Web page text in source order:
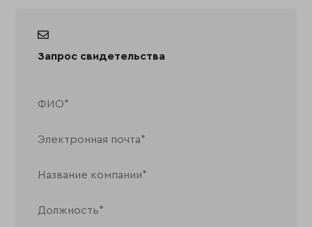
Запрос свидетельства